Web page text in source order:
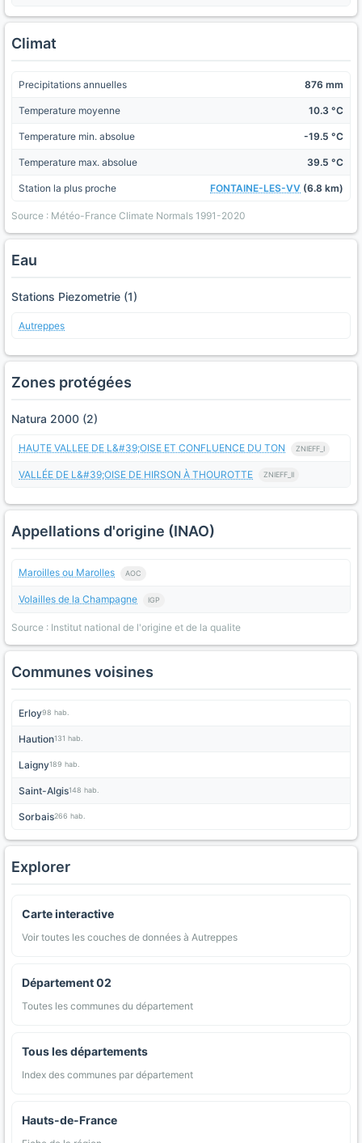
Climat
Precipitations annuelles 876 mm
Temperature moyenne 10.3 °C
Temperature min. absolue -19.5 °C
Temperature max. absolue 39.5 °C
Station la plus proche FONTAINE-LES-VV (6.8 km)
Source : Météo-France Climate Normals 1991-2020
Eau
Stations Piezometrie (1)
Autreppes
Zones protégées
Natura 2000 (2)
HAUTE VALLEE DE L&#39;OISE ET CONFLUENCE DU TON ZNIEFF_I
VALLÉE DE L&#39;OISE DE HIRSON À THOUROTTE ZNIEFF_II
Appellations d'origine (INAO)
Maroilles ou Marolles AOC
Volailles de la Champagne IGP
Source : Institut national de l'origine et de la qualite
Communes voisines
Erloy98 hab.
Haution131 hab.
Laigny189 hab.
Saint-Algis148 hab.
Sorbais266 hab.
Explorer
Carte interactive
Voir toutes les couches de données à Autreppes
Département 02
Toutes les communes du département
Tous les départements
Index des communes par département
Hauts-de-France